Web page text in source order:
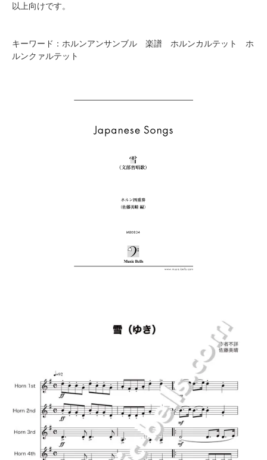
以上向けです。
キーワード：ホルンアンサンブル 楽譜 ホルンカルテット ホ
ルンクァルテット